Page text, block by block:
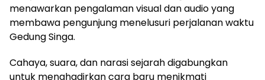
menawarkan pengalaman visual dan audio yang
membawa pengunjung menelusuri perjalanan waktu
Gedung Singa.
Cahaya, suara, dan narasi sejarah digabungkan
untuk menghadirkan cara baru menikmati